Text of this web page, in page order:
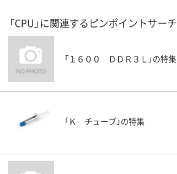
「CPU」に関連するピンポイントサーチ
「１６００ ＤＤＲ３Ｌ」の特集
「Ｋ チューブ」の特集